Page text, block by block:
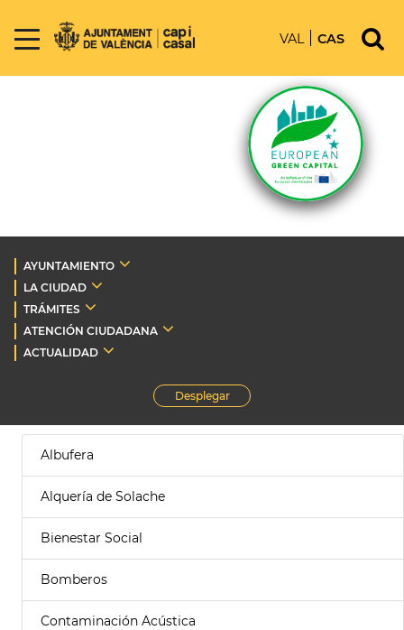
VAL CAS
AYUNTAMIENTO
LA CIUDAD
TRÁMITES
ATENCIÓN CIUDADANA
ACTUALIDAD
Desplegar
Albufera
Alquería de Solache
Bienestar Social
Bomberos
Contaminación Acústica